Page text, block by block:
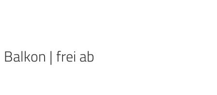
| frei ab